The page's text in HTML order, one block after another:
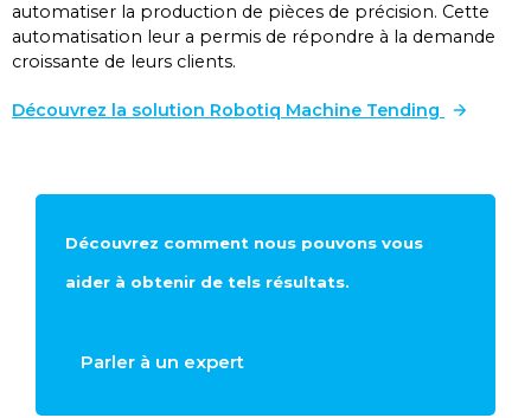
automatiser la production de pièces de précision. Cette
automatisation leur a permis de répondre à la demande
croissante de leurs clients.
Découvrez la solution Robotiq Machine Tending
Découvrez comment nous pouvons vous
aider à obtenir de tels résultats.
Parler à un expert